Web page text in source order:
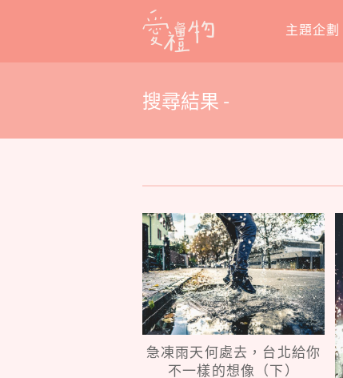
content
主題企劃
搜尋結果 -
急凍雨天何處去，台北給你
不一樣的想像（下）